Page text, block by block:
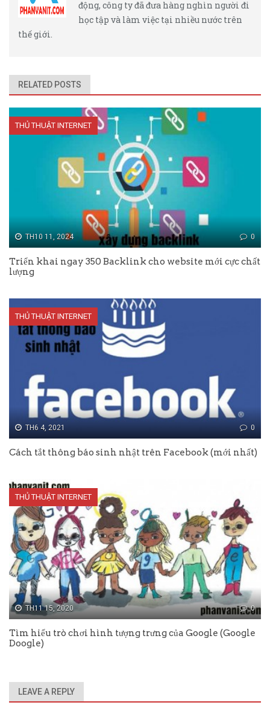
động, công ty đã đưa hàng nghìn người đi
học tập và làm việc tại nhiều nước trên
thế giới.
RELATED POSTS
THỦ THUẬT INTERNET
TH10 11, 2024 0
Triển khai ngay 350 Backlink cho website mới cực chất
lượng
THỦ THUẬT INTERNET
TH6 4, 2021 0
Cách tắt thông báo sinh nhật trên Facebook (mới nhất)
THỦ THUẬT INTERNET
TH11 15, 2020 0
Tìm hiểu trò chơi hình tượng trưng của Google (Google
Doogle)
LEAVE A REPLY